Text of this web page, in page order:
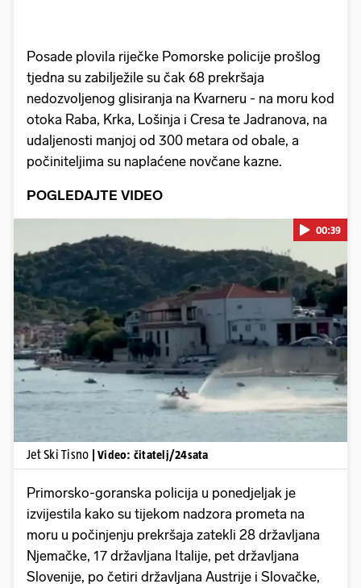
Posade plovila riječke Pomorske policije prošlog
tjedna su zabilježile su čak 68 prekršaja
nedozvoljenog glisiranja na Kvarneru - na moru kod
otoka Raba, Krka, Lošinja i Cresa te Jadranova, na
udaljenosti manjoj od 300 metara od obale, a
počiniteljima su naplaćene novčane kazne.
POGLEDAJTE VIDEO
Pokretanje videa...
00:39
Jet Ski Tisno | Video: čitatelj/24sata
Primorsko-goranska policija u ponedjeljak je
izvijestila kako su tijekom nadzora prometa na
moru u počinjenju prekršaja zatekli 28 državljana
Njemačke, 17 državljana Italije, pet državljana
Slovenije, po četiri državljana Austrije i Slovačke,